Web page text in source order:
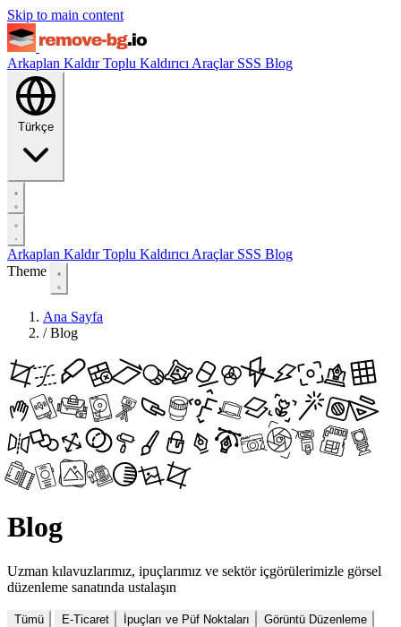
Skip to main content
Arkaplan KaldırToplu Kaldırıcı Araçlar SSS Blog
Türkçe
Arkaplan KaldırToplu Kaldırıcı Araçlar SSS Blog
Theme
Ana Sayfa
/ Blog
Blog
Uzman kılavuzlarımız, ipuçlarımız ve sektör içgörülerimizle görsel
düzenleme sanatında ustalaşın
Tümü E-Ticaret İpuçları ve Püf Noktaları
Görüntü Düzenleme